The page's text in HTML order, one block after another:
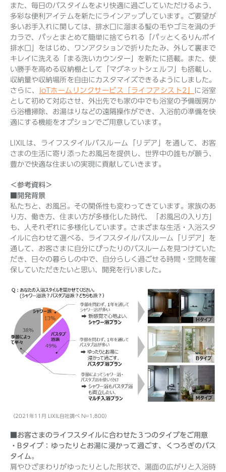
また、毎日のバスタイムをより快適に過ごしていただけるよう、
多彩な便利アイテムを新たにラインアップしています。ご要望が
多いお手入れに関しては、排水口に溜まる髪の毛やゴミを渦のチ
カラで、パッとまとめて簡単に捨てられる「パッとくるりんポイ
排水口」をはじめ、ワンアクションで折りたたみ、外して裏まで
キレイに洗える「まる洗いカウンター」を新たに搭載。また、使
い勝手を高める収納棚として「マグネットシェルフ」も搭載し、
収納量や収納場所を自由にカスタマイズできるようにしました。
さらに、
IoTホームリンクサービス「ライフアシスト2」 に浴室
として初めて対応させ、外出先でも家の中でも浴室の予備暖房か
ら浴槽掃除、お湯はりなどの遠隔操作ができ、入浴前の準備を快
適にする機能をオプションでご用意しています。
LIXILは、ライフスタイルバスルーム「リデア」を通して、お客
さまの生活に寄り添ったお風呂を提供し、世界中の誰もが願う、
豊かで快適な住まいの実現に貢献していきます。
＜参考資料＞
■開発背景
私たちと、お風呂。その関係性も変わってきています。家族のあ
り方、働き方、住まい方が多様化した時代、「お風呂の入り方」
も、人それぞれに多様化しています。さまざまな生活・入浴スタ
イルに合わせて選べる、ライフスタイルバスルーム「リデア」を
通して、お客さまに自分にぴったりのバスルームを見つけていた
だき、日々の暮らしの中で、自分らしく過ごせる時間・空間を確
保していただきたいと思い、開発を行いました。
（2021年11月 LIXIL自社調べ N=1,800）
■お客さまのライフスタイルに合わせた３つのタイプをご用意
・Bタイプ：ゆったりとお湯に浸かって過ごす、くつろぎのバス
タイム。
肩やひざまわりがゆったりとした形状で、湯面の広がりと入浴時